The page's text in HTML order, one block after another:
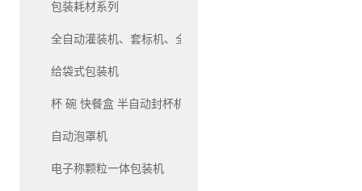
包装耗材系列
全自动灌装机、套标机、全自动生产线灌装机系列
给袋式包装机
杯 碗 快餐盒 半自动封杯机和自动封杯机
自动泡罩机
电子称颗粒一体包装机